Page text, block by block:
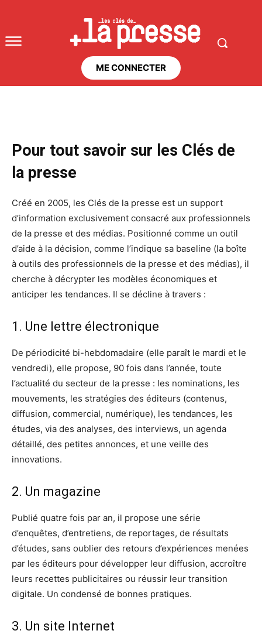
ME CONNECTER
Pour tout savoir sur les Clés de
la presse
Créé en 2005, les Clés de la presse est un support
d’information exclusivement consacré aux professionnels
de la presse et des médias. Positionné comme un outil
d’aide à la décision, comme l’indique sa baseline (la boîte
à outils des professionnels de la presse et des médias), il
cherche à décrypter les modèles économiques et
anticiper les tendances. Il se décline à travers :
1. Une lettre électronique
De périodicité bi-hebdomadaire (elle paraît le mardi et le
vendredi), elle propose, 90 fois dans l’année, toute
l’actualité du secteur de la presse : les nominations, les
mouvements, les stratégies des éditeurs (contenus,
diffusion, commercial, numérique), les tendances, les
études, via des analyses, des interviews, un agenda
détaillé, des petites annonces, et une veille des
innovations.
2. Un magazine
Publié quatre fois par an, il propose une série
d’enquêtes, d’entretiens, de reportages, de résultats
d’études, sans oublier des retours d’expériences menées
par les éditeurs pour développer leur diffusion, accroître
leurs recettes publicitaires ou réussir leur transition
digitale. Un condensé de bonnes pratiques.
3. Un site Internet